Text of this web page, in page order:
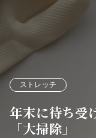
ストレッチ
年末に待ち受
「大掃除」